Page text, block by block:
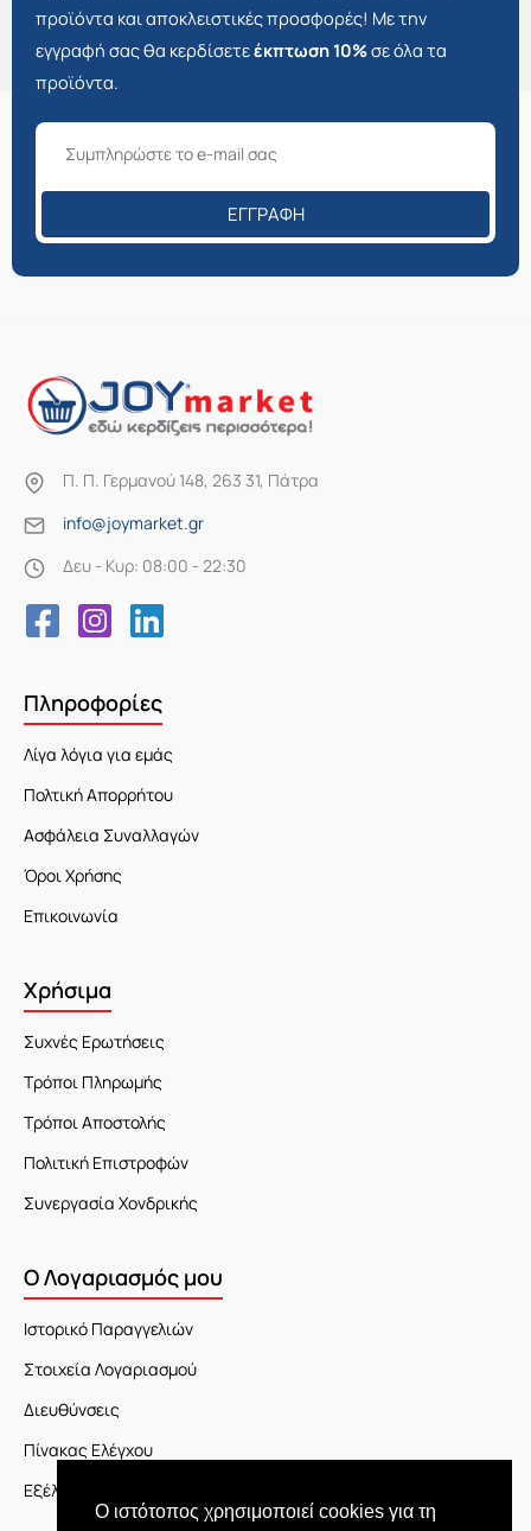
Ο ιστότοπος χρησιμοποιεί cookies για τη
προϊόντα και αποκλειστικές προσφορές! Με την
εγγραφή σας θα κερδίσετεέκπτωση 10%σε όλα τα
προϊόντα.
ΕΓΓΡΑΦΉ
Π. Π. Γερμανού 148, 263 31, Πάτρα
info@joymarket.gr
Δευ - Κυρ: 08:00 - 22:30
Πληροφορίες
Λίγα λόγια για εμάς
Πολτική Απορρήτου
Ασφάλεια Συναλλαγών
Όροι Χρήσης
Επικοινωνία
Χρήσιμα
Συχνές Ερωτήσεις
Τρόποι Πληρωμής
Τρόποι Αποστολής
Πολιτική Επιστροφών
Συνεργασία Χονδρικής
Ο Λογαριασμός μου
Ιστορικό Παραγγελιών
Στοιχεία Λογαριασμού
Διευθύνσεις
Πίνακας Ελέγχου
Εξέλιξη Παραγγελίας